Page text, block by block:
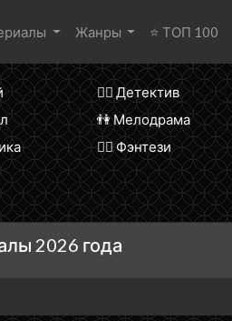
Жанры ⭐ ТОП 100
🕵️‍♂️ Детектив
👫 Мелодрама
🧝‍♂️ Фэнтези
2026 года